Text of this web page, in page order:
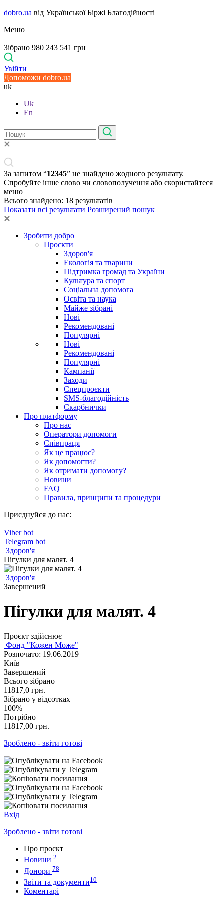
dobro.ua від Української Біржі Благодійності
Меню
Зібрано 980 243 541 грн
Увійти
Допоможи dobro.ua
uk
Uk
En
За запитом “12345” не знайдено жодного результату.
Спробуйте інше слово чи словополучення або скористайтеся
меню
Всього знайдено: 18 результатів
Показати всі результати Розширений пошук
Зробити добро
Проєкти
Здоров'я
Екологія та тварини
Підтримка громад та України
Культура та спорт
Соціальна допомога
Освіта та наука
Майже зібрані
Нові
Рекомендовані
Популярні
Нові
Рекомендовані
Популярні
Кампанії
Заходи
Спецпроєкти
SMS-благодійність
Скарбнички
Про платформу
Про нас
Оператори допомоги
Співпраця
Як це працює?
Як допомогти?
Як отримати допомогу?
Новини
FAQ
Правила, принципи та процедури
Приєднуйся до нас:
Viber bot
Telegram bot
Здоров'я
Пігулки для малят. 4
Здоров'я
Завершений
Пігулки для малят. 4
Проєкт здійснює
Фонд "Кожен Може"
Розпочато: 19.06.2019
Київ
Завершений
Всього зібрано
11817,0 грн.
Зібрано у відсотках
100%
Потрібно
11817,00 грн.
Зроблено - звіти готові
Вхід
Зроблено - звіти готові
Про проєкт
Новини 2
Донори 78
Звіти та документи10
Коментарі